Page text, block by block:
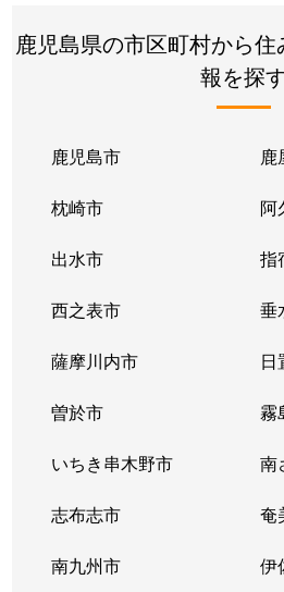
鹿児島県の市区町村から
報を探
鹿児島市 鹿
枕崎市 阿
出水市 指
西之表市 垂
薩摩川内市 日
曽於市 霧
いちき串木野市 南
志布志市 奄
南九州市 伊